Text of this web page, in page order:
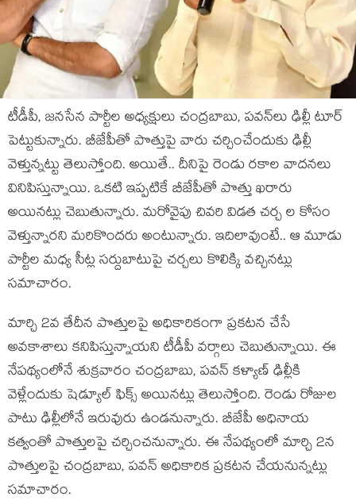
టీడీపీ, జనసేన పార్టీల అధ్య‌క్షులు చంద్ర‌బాబు, ప‌వ‌న్‌లు ఢిల్లీ టూర్
పెట్టుకున్నారు. బీజేపీతో పొత్తుపై వారు చ‌ర్చించేందుకు ఢిల్లీ
వెళ్తున్న‌ట్టు తెలుస్తోంది. అయితే.. దీనిపై రెండు ర‌కాల వాద‌న‌లు
వినిపిస్తున్నాయి. ఒక‌టి ఇప్ప‌టికే బీజేపీతో పొత్తు ఖరారు
అయినట్లు చెబుతున్నారు. మ‌రోవైపు చివ‌రి విడ‌త చ‌ర్చ ల కోసం
వెళ్తున్నార‌ని మ‌రికొందరు అంటున్నారు. ఇదిలావుంటే.. ఆ మూడు
పార్టీల మధ్య సీట్ల సర్దుబాటుపై చర్చలు కొలిక్కి వచ్చినట్లు
సమాచారం.
మార్చి 2వ తేదీన పొత్తులపై అధికారికంగా ప్రకటన చేసే
అవకాశాలు కనిపిస్తున్నాయని టీడీపీ వ‌ర్గాలు చెబుతున్నాయి. ఈ
నేప‌థ్యంలోనే శుక్రవారం చంద్రబాబు, పవన్ కళ్యాణ్ ఢిల్లీకి
వెళ్లేందుకు షెడ్యూల్ ఫిక్స్ అయినట్లు తెలుస్తోంది. రెండు రోజుల
పాటు ఢిల్లీలోనే ఇరువురు ఉండనున్నారు. బీజేపీ అధినాయ
కత్వంతో పొత్తులపై చర్చించనున్నారు. ఈ నేప‌థ్యంలో మార్చి 2న
పొత్తులపై చంద్రబాబు, పవన్ అధికారిక ప్రకటన చేయనున్నట్లు
సమాచారం.